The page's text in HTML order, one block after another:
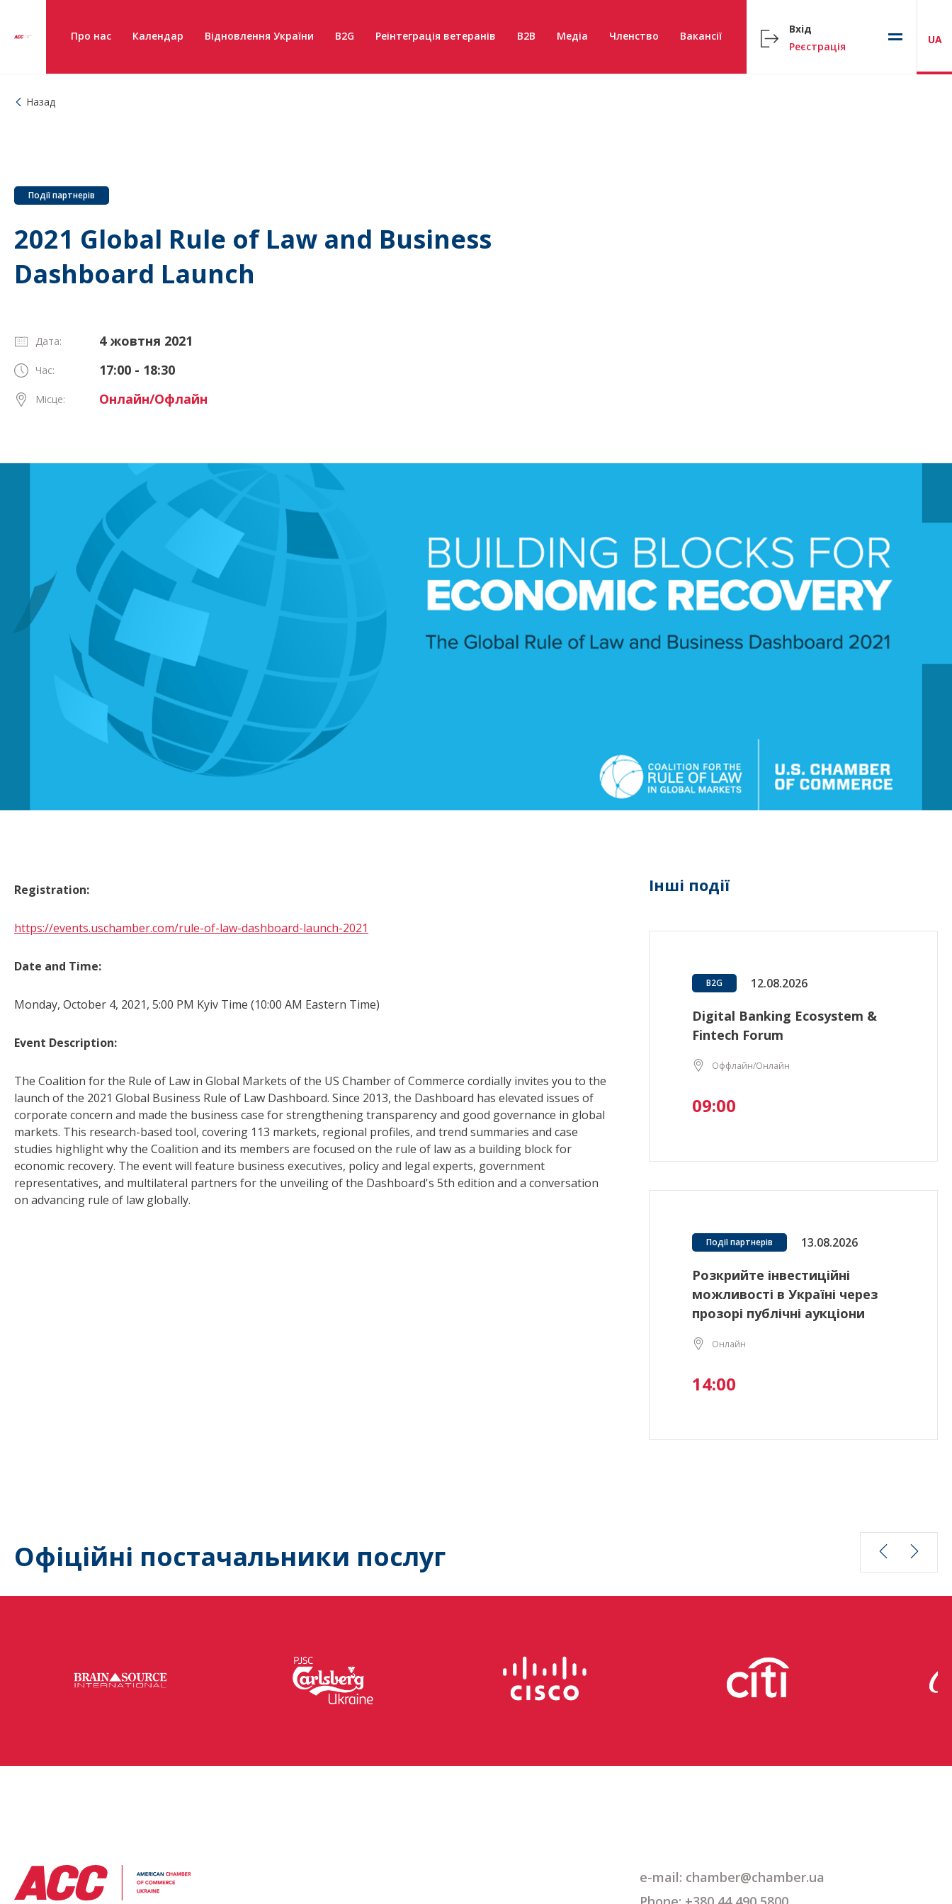
Про нас Календар Відновлення України B2G Реінтеграція ветеранів B2B Медіа Членство Вакансії
Вхід
Реєстрація
UA
Назад
Події партнерів
2021 Global Rule of Law and Business
Dashboard Launch
Дата: 4 жовтня 2021
Час: 17:00 - 18:30
Місце: Онлайн/Офлайн
Registration:
https://events.uschamber.com/rule-of-law-dashboard-launch-2021
Date and Time:
Monday, October 4, 2021, 5:00 PM Kyiv Time (10:00 AM Eastern Time)
Event Description:
The Coalition for the Rule of Law in Global Markets of the US Chamber of Commerce cordially invites you to the
launch of the 2021 Global Business Rule of Law Dashboard. Since 2013, the Dashboard has elevated issues of
corporate concern and made the business case for strengthening transparency and good governance in global
markets. This research-based tool, covering 113 markets, regional profiles, and trend summaries and case
studies highlight why the Coalition and its members are focused on the rule of law as a building block for
economic recovery. The event will feature business executives, policy and legal experts, government
representatives, and multilateral partners for the unveiling of the Dashboard's 5th edition and a conversation
on advancing rule of law globally.
Інші події
B2G 12.08.2026
Digital Banking Ecosystem &
Fintech Forum
Оффлайн/Онлайн
09:00
Події партнерів 13.08.2026
Розкрийте інвестиційні
можливості в Україні через
прозорі публічні аукціони
Онлайн
14:00
Офіційні постачальники послуг
e-mail: chamber@chamber.ua